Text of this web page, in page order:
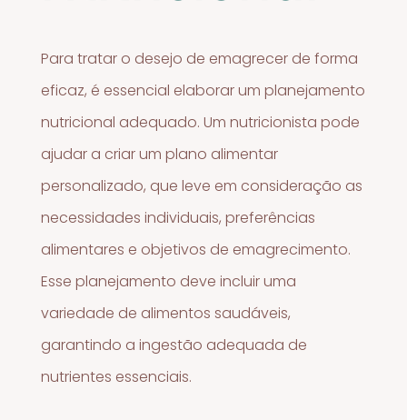
Para tratar o desejo de emagrecer de forma
eficaz, é essencial elaborar um planejamento
nutricional adequado. Um nutricionista pode
ajudar a criar um plano alimentar
personalizado, que leve em consideração as
necessidades individuais, preferências
alimentares e objetivos de emagrecimento.
Esse planejamento deve incluir uma
variedade de alimentos saudáveis,
garantindo a ingestão adequada de
nutrientes essenciais.